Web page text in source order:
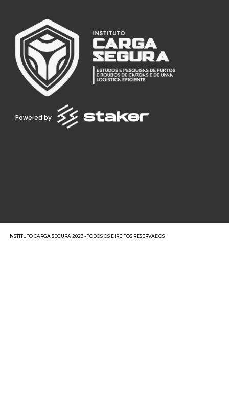
Powered by
INSTITUTO CARGA SEGURA 2023 - TODOS OS DIREITOS RESERVADOS